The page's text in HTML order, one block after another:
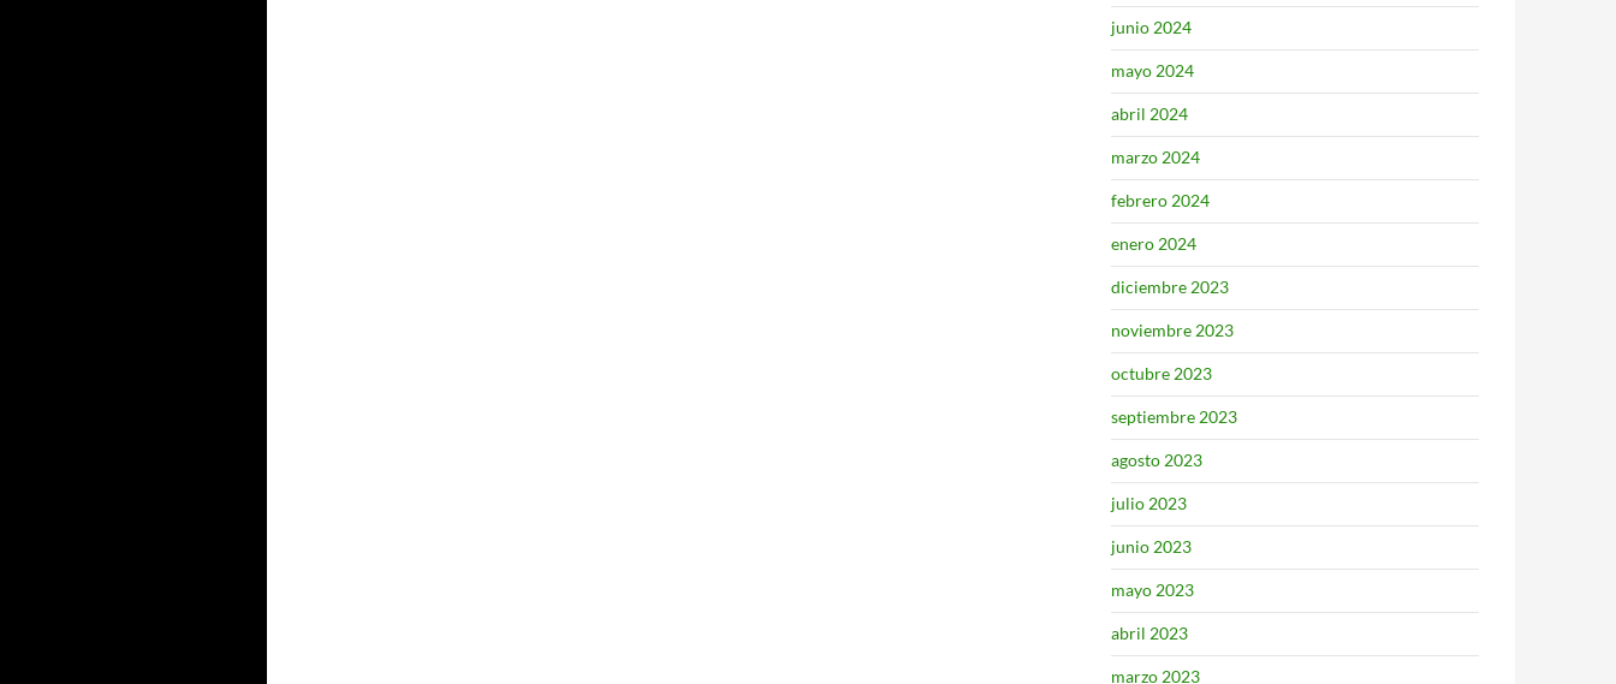
junio 2024
mayo 2024
abril 2024
marzo 2024
febrero 2024
enero 2024
diciembre 2023
noviembre 2023
octubre 2023
septiembre 2023
agosto 2023
julio 2023
junio 2023
mayo 2023
abril 2023
marzo 2023